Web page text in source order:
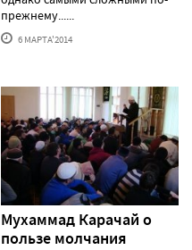
прежнему......
6 МАРТА'2014
Мухаммад Карачай о
пользе молчания